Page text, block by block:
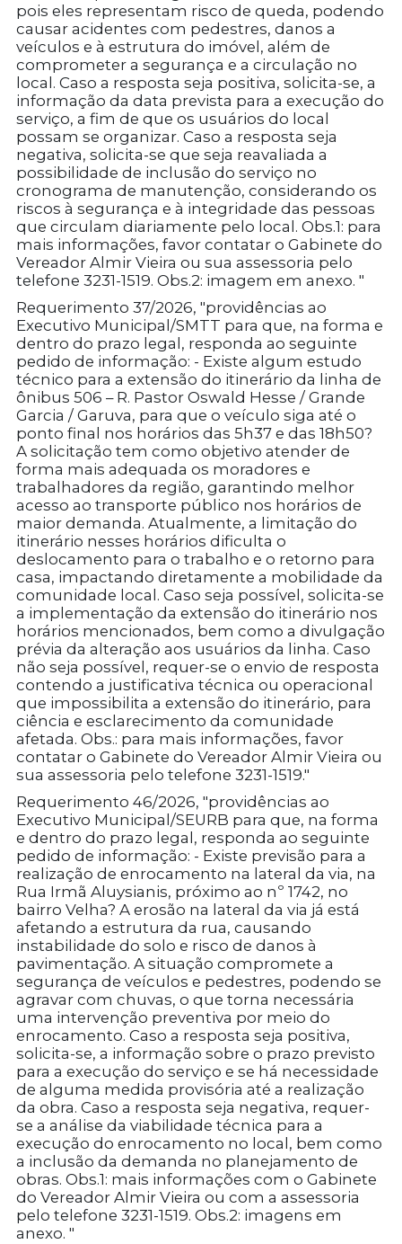
pois eles representam risco de queda, podendo
causar acidentes com pedestres, danos a
veículos e à estrutura do imóvel, além de
comprometer a segurança e a circulação no
local. Caso a resposta seja positiva, solicita-se, a
informação da data prevista para a execução do
serviço, a fim de que os usuários do local
possam se organizar. Caso a resposta seja
negativa, solicita-se que seja reavaliada a
possibilidade de inclusão do serviço no
cronograma de manutenção, considerando os
riscos à segurança e à integridade das pessoas
que circulam diariamente pelo local. Obs.1: para
mais informações, favor contatar o Gabinete do
Vereador Almir Vieira ou sua assessoria pelo
telefone 3231-1519. Obs.2: imagem em anexo. "
Requerimento 37/2026, "providências ao
Executivo Municipal/SMTT para que, na forma e
dentro do prazo legal, responda ao seguinte
pedido de informação: - Existe algum estudo
técnico para a extensão do itinerário da linha de
ônibus 506 – R. Pastor Oswald Hesse / Grande
Garcia / Garuva, para que o veículo siga até o
ponto final nos horários das 5h37 e das 18h50?
A solicitação tem como objetivo atender de
forma mais adequada os moradores e
trabalhadores da região, garantindo melhor
acesso ao transporte público nos horários de
maior demanda. Atualmente, a limitação do
itinerário nesses horários dificulta o
deslocamento para o trabalho e o retorno para
casa, impactando diretamente a mobilidade da
comunidade local. Caso seja possível, solicita-se
a implementação da extensão do itinerário nos
horários mencionados, bem como a divulgação
prévia da alteração aos usuários da linha. Caso
não seja possível, requer-se o envio de resposta
contendo a justificativa técnica ou operacional
que impossibilita a extensão do itinerário, para
ciência e esclarecimento da comunidade
afetada. Obs.: para mais informações, favor
contatar o Gabinete do Vereador Almir Vieira ou
sua assessoria pelo telefone 3231-1519."
Requerimento 46/2026, "providências ao
Executivo Municipal/SEURB para que, na forma
e dentro do prazo legal, responda ao seguinte
pedido de informação: - Existe previsão para a
realização de enrocamento na lateral da via, na
Rua Irmã Aluysianis, próximo ao nº 1742, no
bairro Velha? A erosão na lateral da via já está
afetando a estrutura da rua, causando
instabilidade do solo e risco de danos à
pavimentação. A situação compromete a
segurança de veículos e pedestres, podendo se
agravar com chuvas, o que torna necessária
uma intervenção preventiva por meio do
enrocamento. Caso a resposta seja positiva,
solicita-se, a informação sobre o prazo previsto
para a execução do serviço e se há necessidade
de alguma medida provisória até a realização
da obra. Caso a resposta seja negativa, requer-
se a análise da viabilidade técnica para a
execução do enrocamento no local, bem como
a inclusão da demanda no planejamento de
obras. Obs.1: mais informações com o Gabinete
do Vereador Almir Vieira ou com a assessoria
pelo telefone 3231-1519. Obs.2: imagens em
anexo. "